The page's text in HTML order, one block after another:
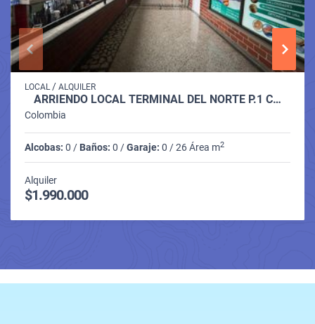
LOCAL / ALQUILER
ARRIENDO LOCAL TERMINAL DEL NORTE P.1 C…
Colombia
Alcobas: 0 / Baños: 0 /Garaje: 0 / 26 Área m2
Alquiler
$1.990.000